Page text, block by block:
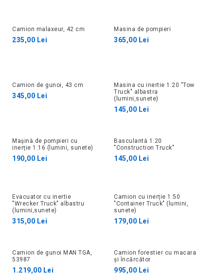
Camion malaxeur, 42 cm
235,00 Lei
Masina de pompieri
365,00 Lei
Camion de gunoi, 43 cm
345,00 Lei
Masina cu inertie 1:20 "Tow
Truck" albastra
(lumini,sunete)
145,00 Lei
Mașină de pompieri cu
inerție 1:16 (lumini, sunete)
190,00 Lei
Basculantă 1:20
"Construction Truck"
145,00 Lei
Evacuator cu inertie
"Wrecker Truck" albastru
(lumini,sunete)
315,00 Lei
Camion cu inerție 1:50
"Container Truck" (lumini,
sunete)
179,00 Lei
Camion de gunoi MAN TGA,
53987
1.219,00 Lei
Camion forestier cu macara
și încărcător
995,00 Lei